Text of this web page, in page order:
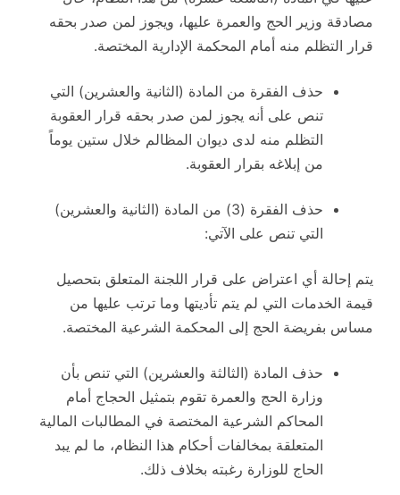
مصادقة وزير الحج والعمرة عليها، ويجوز لمن صدر بحقه
قرار التظلم منه أمام المحكمة الإدارية المختصة.
حذف الفقرة من المادة (الثانية والعشرين) التي
تنص على أنه يجوز لمن صدر بحقه قرار العقوبة
التظلم منه لدى ديوان المظالم خلال ستين يوماً
من إبلاغه بقرار العقوبة.
حذف الفقرة (3) من المادة (الثانية والعشرين)
التي تنص على الآتي:
يتم إحالة أي اعتراض على قرار اللجنة المتعلق بتحصيل
قيمة الخدمات التي لم يتم تأديتها وما ترتب عليها من
مساس بفريضة الحج إلى المحكمة الشرعية المختصة.
حذف المادة (الثالثة والعشرين) التي تنص بأن
وزارة الحج والعمرة تقوم بتمثيل الحجاج أمام
المحاكم الشرعية المختصة في المطالبات المالية
المتعلقة بمخالفات أحكام هذا النظام، ما لم يبد
الحاج للوزارة رغبته بخلاف ذلك.